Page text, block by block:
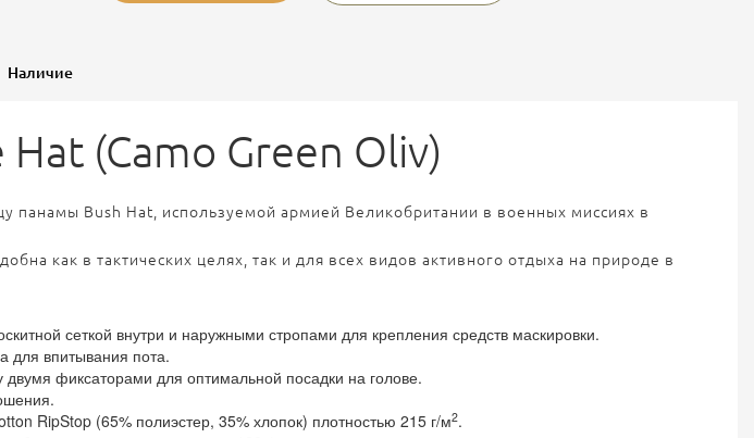
Наличие
(Camo Green Oliv)
панамы Bush Hat, используемой армией Великобритании в военных миссиях в
как в тактических целях, так и для всех видов активного отдыха на природе в
сеткой внутри и наружными стропами для крепления средств маскировки.
для впитывания пота.
фиксаторами для оптимальной посадки на голове.
RipStop (65% полиэстер, 35% хлопок) плотностью 215 г/м2.